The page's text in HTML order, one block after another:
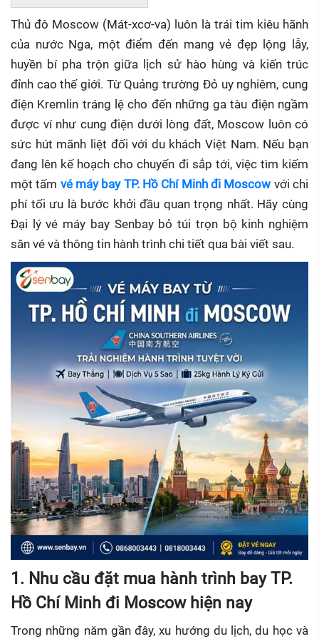
Thủ đô Moscow (Mát-xcơ-va) luôn là trái tim kiêu hãnh
của nước Nga, một điểm đến mang vẻ đẹp lộng lẫy,
huyền bí pha trộn giữa lịch sử hào hùng và kiến trúc
đỉnh cao thế giới. Từ Quảng trường Đỏ uy nghiêm, cung
điện Kremlin tráng lệ cho đến những ga tàu điện ngầm
được ví như cung điện dưới lòng đất, Moscow luôn có
sức hút mãnh liệt đối với du khách Việt Nam. Nếu bạn
đang lên kế hoạch cho chuyến đi sắp tới, việc tìm kiếm
một tấm vé máy bay TP. Hồ Chí Minh đi Moscow với chi
phí tối ưu là bước khởi đầu quan trọng nhất. Hãy cùng
Đại lý vé máy bay Senbay bỏ túi trọn bộ kinh nghiệm
săn vé và thông tin hành trình chi tiết qua bài viết sau.
1. Nhu cầu đặt mua hành trình bay TP.
Hồ Chí Minh đi Moscow hiện nay
Trong những năm gần đây, xu hướng du lịch, du học và